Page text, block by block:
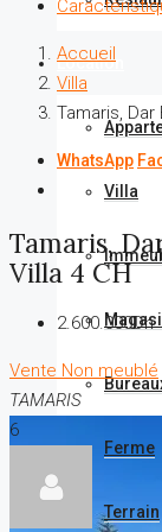
Location
Villa
Ferme
Terrain
Accueil
Villa
Tamaris, Dar
WhatsApp
Tamaris,
Villa 4 CH
2.600.000Dh
Vente Non meublé
TAMARIS
6